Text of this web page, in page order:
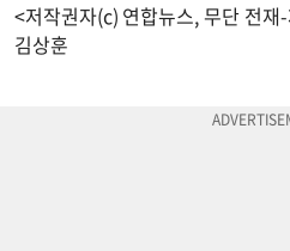
<저작권자(c) 연합뉴스, 무단 전
김상훈